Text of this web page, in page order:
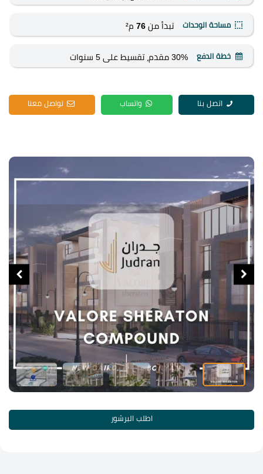
مساحة الوحدات تبدأ من 76م²
خطة الدفع 30% مقدم، تقسيط على 5 سنوات
اتصل بنا واتساب تواصل معنا
اطلب البرشور